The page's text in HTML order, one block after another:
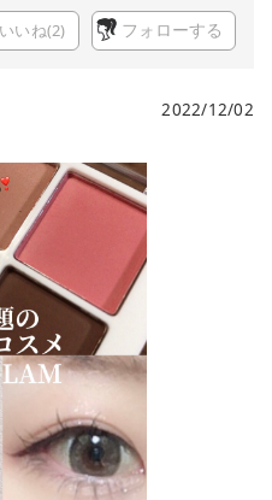
いいね(2) フォローする
2022/12/02